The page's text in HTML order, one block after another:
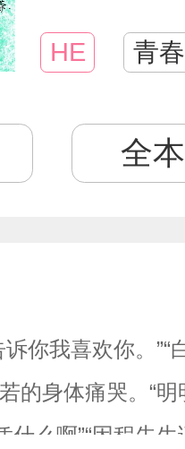
HE 青春
全
你我喜欢你。”“
的身体痛哭。“
么啊”“因程先生